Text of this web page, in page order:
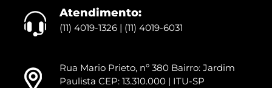
Atendimento:
(11) 4019-1326 | (11) 4019-6031
Rua Mario Prieto, nº 380 Bairro: Jardim
Paulista CEP: 13.310.000 | ITU-SP